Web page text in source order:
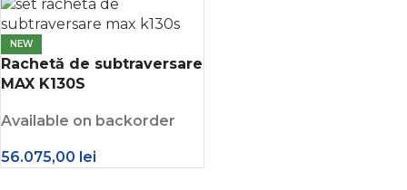
NEW
Rachetă de subtraversare
MAX K130S
Available on backorder
56.075,00 lei